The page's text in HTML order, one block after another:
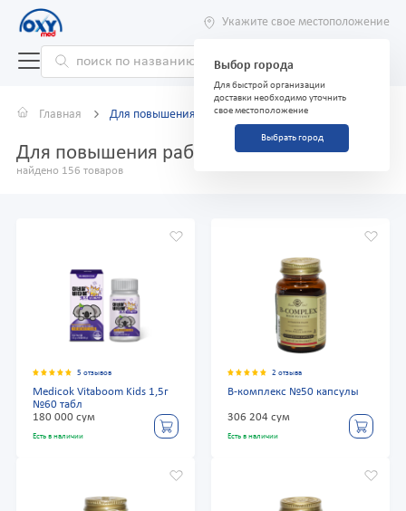
Укажите свое местоположение
Выбор города
Для быстрой организации
доставки необходимо уточнить
свое местоположение
Выбрать город
Главная Для повышения работоспособности
Для повышения работоспособности
найдено 156 товаров
5 отзывов
Medicok Vitaboom Kids 1,5г
№60 табл
180 000 сум
Есть в наличии
2 отзыва
В-комплекс №50 капсулы
306 204 сум
Есть в наличии